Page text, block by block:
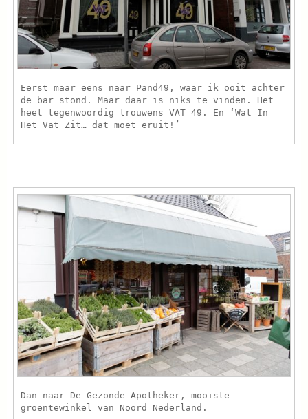
Eerst maar eens naar Pand49, waar ik ooit achter
de bar stond. Maar daar is niks te vinden. Het
heet tegenwoordig trouwens VAT 49. En ‘Wat In
Het Vat Zit… dat moet eruit!’
Dan naar De Gezonde Apotheker, mooiste
groentewinkel van Noord Nederland.